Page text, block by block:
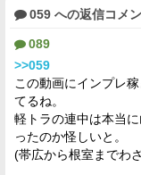
059 への返信コメ
089
>>059
この動画にインプレ
てるね。
軽トラの連中は本当
ったのか怪しいと。
(帯広から根室までわ